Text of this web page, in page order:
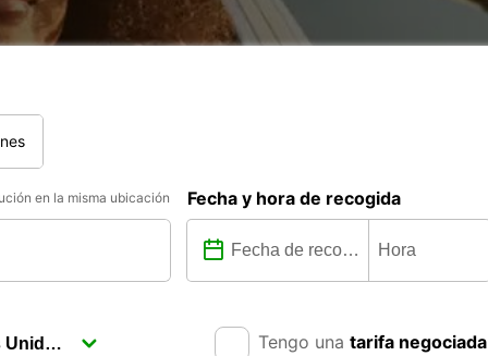
en la misma ubicación Fecha y hora de recogida
Tengo una tarifa negociada